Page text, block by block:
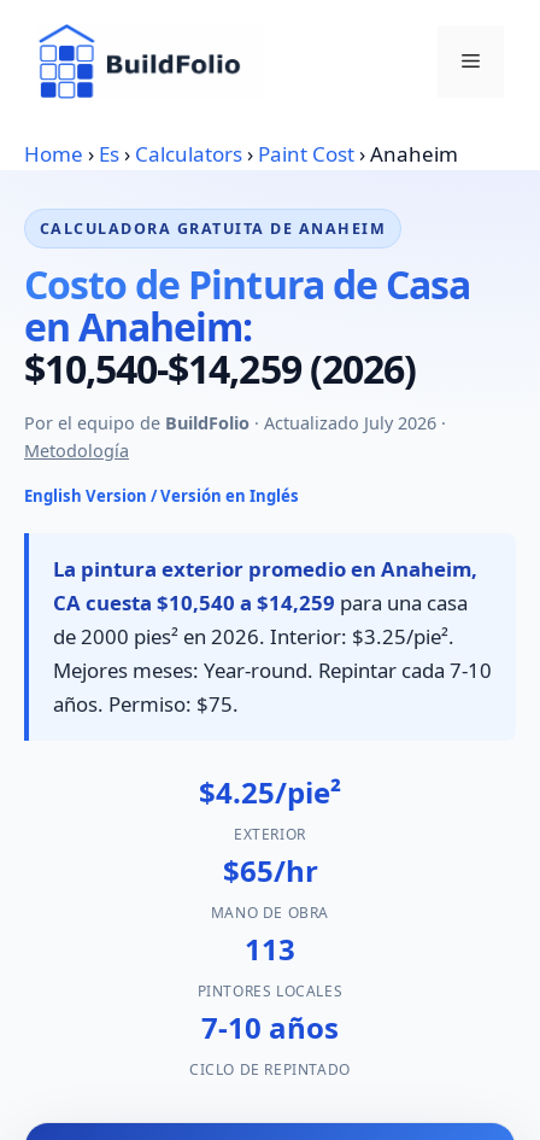
content
Menu
Home › Es› Calculators› Paint Cost›Anaheim
CALCULADORA GRATUITA DE ANAHEIM
Costo de Pintura de Casa
en Anaheim:
$10,540-$14,259 (2026)
Por el equipo de BuildFolio · Actualizado July 2026 ·
Metodología
English Version / Versión en Inglés
La pintura exterior promedio en Anaheim,
CA cuesta $10,540 a $14,259 para una casa
de 2000 pies² en 2026. Interior: $3.25/pie².
Mejores meses: Year-round. Repintar cada 7-10
años. Permiso: $75.
$4.25/pie²
EXTERIOR
$65/hr
MANO DE OBRA
113
PINTORES LOCALES
7-10 años
CICLO DE REPINTADO